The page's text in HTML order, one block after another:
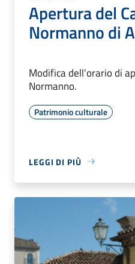
Apertura del
Normanno di
Modifica dell’orario di
Normanno.
Patrimonio culturale
LEGGI DI PIÙ